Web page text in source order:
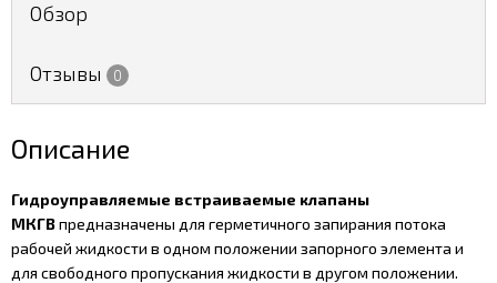
Обзор
Отзывы 0
Описание
Гидроуправляемые встраиваемые клапаны
МКГВпредназначены для герметичного запирания потока
рабочей жидкости в одном положении запорного элемента и
для свободного пропускания жидкости в другом положении.